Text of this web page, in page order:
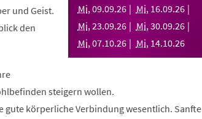
Mi,09.09.26 Mi, 16.09.26
Mi,23.09.26 Mi,30.09.26
Mi,07.10.26 Mi, 14.10.26
und Geist.
den
steigern wollen.
gute körperliche Verbindung wesentlich. Sanfte